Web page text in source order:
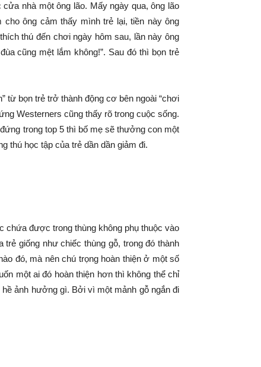
nhà một ông lão. Mấy ngày qua, ông lão
ông cảm thấy mình trẻ lại, tiền này ông
thú đến chơi ngày hôm sau, lần này ông
cũng mệt lắm không!”. Sau đó thì bọn trẻ
từ bọn trẻ trở thành động cơ bên ngoài “chơi
Westerners cũng thấy rõ trong cuộc sống.
trong top 5 thì bố mẹ sẽ thưởng con một
thú học tập của trẻ dần dần giảm đi.
chứa được trong thùng không phụ thuộc vào
giống như chiếc thùng gỗ, trong đó thành
đó, mà nên chú trọng hoàn thiện ở một số
một ai đó hoàn thiện hơn thì không thể chỉ
ảnh hưởng gì. Bởi vì một mảnh gỗ ngắn đi